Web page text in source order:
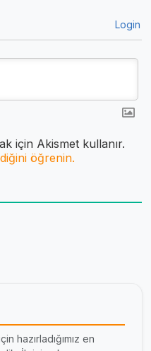
Login
için Akismet kullanır.
öğrenin.
hazırladığımız en